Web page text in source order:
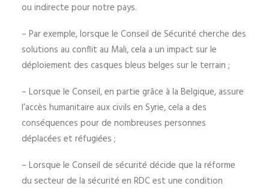
ou indirecte pour notre pays.
– Par exemple, lorsque le Conseil de Sécurité cherche des
solutions au conflit au Mali, cela a un impact sur le
déploiement des casques bleus belges sur le terrain ;
– Lorsque le Conseil, en partie grâce à la Belgique, assure
l’accès humanitaire aux civils en Syrie, cela a des
conséquences pour de nombreuses personnes
déplacées et réfugiées ;
– Lorsque le Conseil de sécurité décide que la réforme
du secteur de la sécurité en RDC est une condition